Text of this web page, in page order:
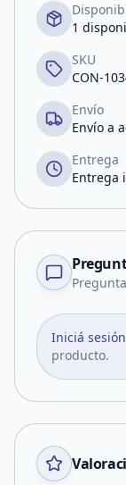
1
SKU
CON-
Envío
Envío a
Entrega
Entrega
Iniciá sesión
producto.